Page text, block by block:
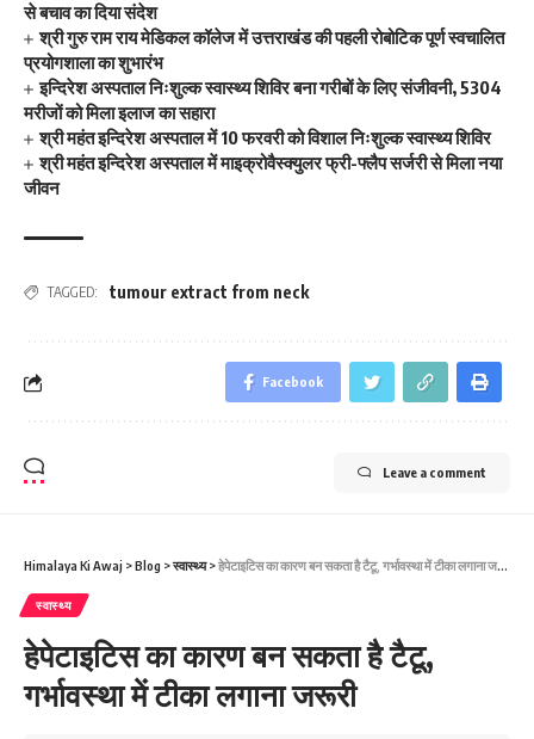
से बचाव का दिया संदेश
श्री गुरु राम राय मेडिकल कॉलेज में उत्तराखंड की पहली रोबोटिक पूर्ण स्वचालित
प्रयोगशाला का शुभारंभ
इन्दिरेश अस्पताल निःशुल्क स्वास्थ्य शिविर बना गरीबों के लिए संजीवनी, 5304
मरीजों को मिला इलाज का सहारा
श्री महंत इन्दिरेश अस्पताल में 10 फरवरी को विशाल निःशुल्क स्वास्थ्य शिविर
श्री महंत इन्दिरेश अस्पताल में माइक्रोवैस्क्युलर फ्री-फ्लैप सर्जरी से मिला नया
जीवन
TAGGED: tumour extract from neck
Facebook
Leave a comment
Himalaya Ki Awaj >Blog >स्वास्थ्य>हेपेटाइटिस का कारण बन सकता है टैटू, गर्भावस्था में टीका लगाना जरूरी
स्वास्थ्य
हेपेटाइटिस का कारण बन सकता है टैटू,
गर्भावस्था में टीका लगाना जरूरी